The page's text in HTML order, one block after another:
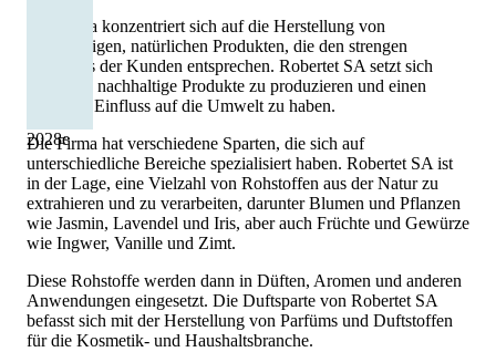
2028e
Die Firma konzentriert sich auf die Herstellung von
hochwertigen, natürlichen Produkten, die den strengen
Standards der Kunden entsprechen. Robertet SA setzt sich
dafür ein, nachhaltige Produkte zu produzieren und einen
positiven Einfluss auf die Umwelt zu haben.
Die Firma hat verschiedene Sparten, die sich auf
unterschiedliche Bereiche spezialisiert haben. Robertet SA ist
in der Lage, eine Vielzahl von Rohstoffen aus der Natur zu
extrahieren und zu verarbeiten, darunter Blumen und Pflanzen
wie Jasmin, Lavendel und Iris, aber auch Früchte und Gewürze
wie Ingwer, Vanille und Zimt.
Diese Rohstoffe werden dann in Düften, Aromen und anderen
Anwendungen eingesetzt. Die Duftsparte von Robertet SA
befasst sich mit der Herstellung von Parfüms und Duftstoffen
für die Kosmetik- und Haushaltsbranche.